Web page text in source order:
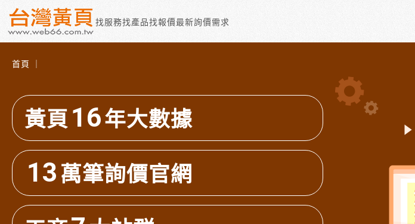
找服務找產品找報價最新詢價需求
首頁 ｜
黃頁 16年大數據
13 萬筆詢價官網